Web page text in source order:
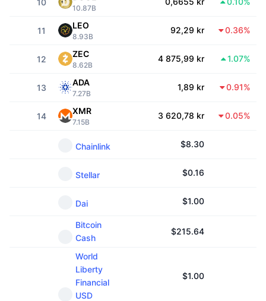
Trending
Krypto
Politikk
Idrett
Teknologi
Kommende salg
Krypto-ETF-er
Bitcoin ETF-er
Ethereum ETF-er
Likvidasjoner
Finansieringsrenter
CMC MCP
Nyheter
Akademi
Forskning
Airdrops
Diamantbelønninger
Lær og tjen
10.87B
11
LEO
8.93B
92,29 kr 0.36%
12
ZEC
8.62B
4 875,99 kr 1.07%
13
ADA
7.27B
1,89 kr 0.91%
14
XMR
7.15B
3 620,78 kr 0.05%
Chainlink $8.30
Stellar $0.16
Dai $1.00
Bitcoin
Cash
$215.64
World
Liberty
Financial
USD
$1.00